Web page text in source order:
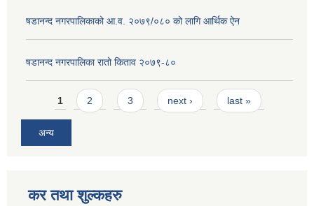
षडानन्द नगरपालिकाको आ.व. २०७९/०८० को लागि आर्थिक ऐन
षडानन्द नगरपालिका रातो किताव २०७९-८०
Pages
1 2 3 next › last »
अन्य
कर तथा शुल्कहरु